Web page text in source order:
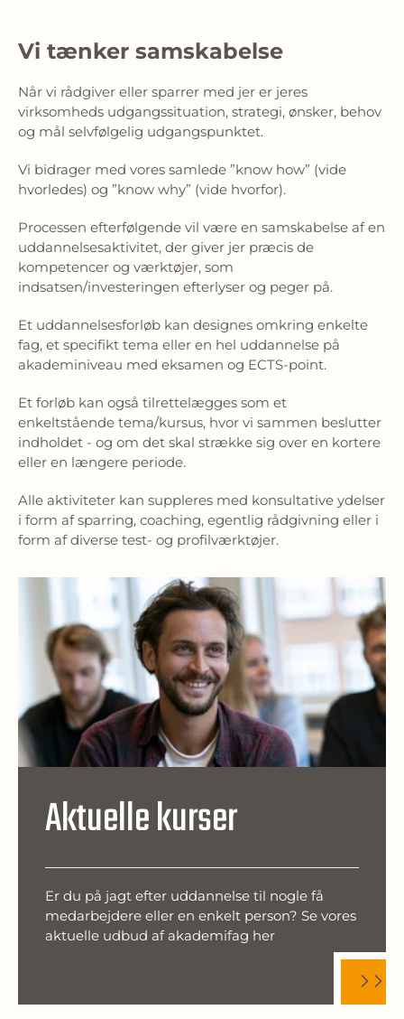
Vi tænker samskabelse
Når vi rådgiver eller sparrer med jer er jeres
virksomheds udgangssituation, strategi, ønsker, behov
og mål selvfølgelig udgangspunktet.
Vi bidrager med vores samlede ”know how” (vide
hvorledes) og ”know why” (vide hvorfor).
Processen efterfølgende vil være en samskabelse af en
uddannelsesaktivitet, der giver jer præcis de
kompetencer og værktøjer, som
indsatsen/investeringen efterlyser og peger på.
Et uddannelsesforløb kan designes omkring enkelte
fag, et specifikt tema eller en hel uddannelse på
akademiniveau med eksamen og ECTS-point.
Et forløb kan også tilrettelægges som et
enkeltstående tema/kursus, hvor vi sammen beslutter
indholdet - og om det skal strække sig over en kortere
eller en længere periode.
Alle aktiviteter kan suppleres med konsultative ydelser
i form af sparring, coaching, egentlig rådgivning eller i
form af diverse test- og profilværktøjer.
Aktuelle kurser
Er du på jagt efter uddannelse til nogle få
medarbejdere eller en enkelt person? Se vores
aktuelle udbud af akademifag her